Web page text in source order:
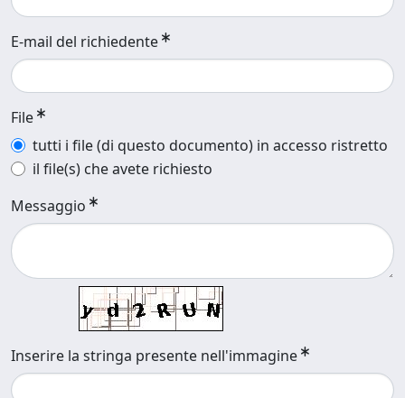
E-mail del richiedente
File
tutti i file (di questo documento) in accesso ristretto
il file(s) che avete richiesto
Messaggio
Inserire la stringa presente nell'immagine